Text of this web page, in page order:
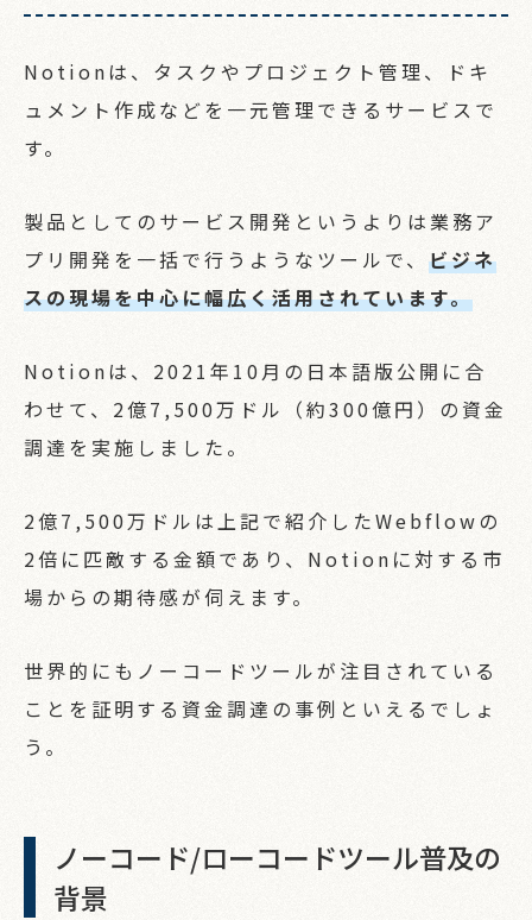
Notionは、タスクやプロジェクト管理、ドキ
ュメント作成などを一元管理できるサービスで
す。
製品としてのサービス開発というよりは業務ア
プリ開発を一括で行うようなツールで、 ビジネ
スの現場を中心に幅広く活用されています。
Notionは、2021年10月の日本語版公開に合
わせて、2億7,500万ドル（約300億円）の資金
調達を実施しました。
2億7,500万ドルは上記で紹介したWebflowの
2倍に匹敵する金額であり、Notionに対する市
場からの期待感が伺えます。
世界的にもノーコードツールが注目されている
ことを証明する資金調達の事例といえるでしょ
う。
ノーコード/ローコードツール普及の
背景